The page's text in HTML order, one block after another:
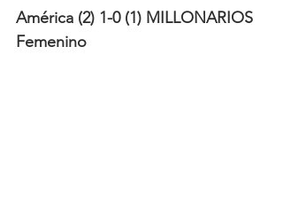
América (2) 1-0 (1) MILLONARIOS
Femenino